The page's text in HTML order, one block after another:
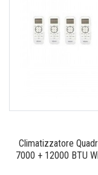
Climatizzatore
7000 + 12000 BTU